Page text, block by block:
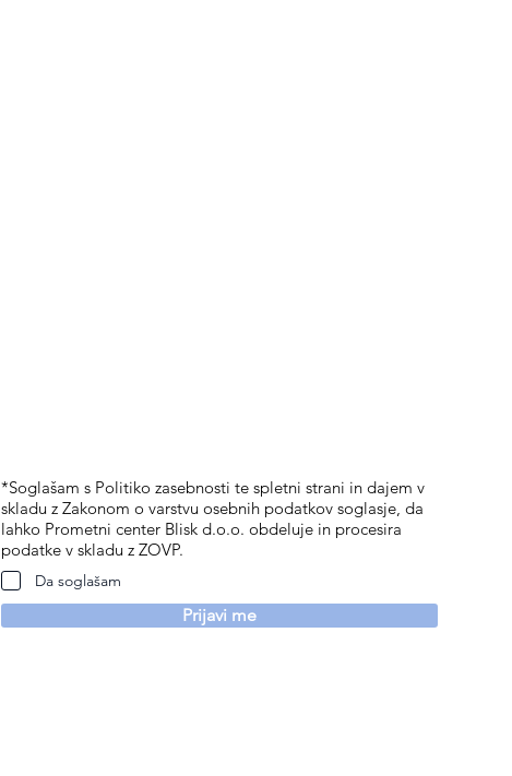
*Soglašam s Politiko zasebnosti te spletni strani in dajem v
skladu z Zakonom o varstvu osebnih podatkov soglasje, da
lahko Prometni center Blisk d.o.o. obdeluje in procesira
podatke v skladu z ZOVP.
Da soglašam
Prijavi me